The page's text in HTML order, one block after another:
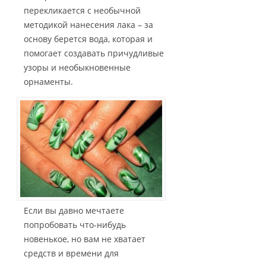
перекликается с необычной
методикой нанесения лака – за
основу берется вода, которая и
помогает создавать причудливые
узоры и необыкновенные
орнаменты.
Если вы давно мечтаете
попробовать что-нибудь
новенькое, но вам не хватает
средств и времени для